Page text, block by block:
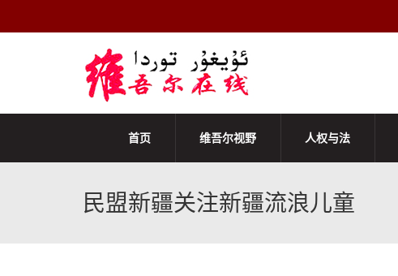
首页 维吾尔视野 人权与法
民盟新疆关注新疆流浪儿童